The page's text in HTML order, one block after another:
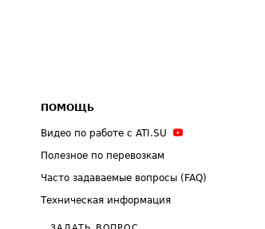
ПОМОЩЬ
Видео по работе с ATI.SU
Полезное по перевозкам
Часто задаваемые вопросы (FAQ)
Техническая информация